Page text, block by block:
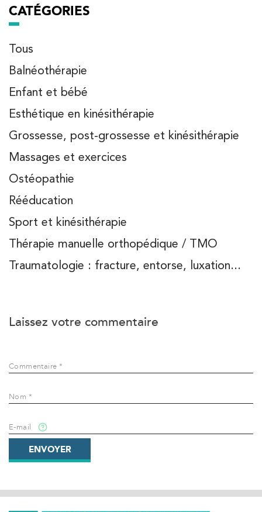
CATÉGORIES
Tous
Balnéothérapie
Enfant et bébé
Esthétique en kinésithérapie
Grossesse, post-grossesse et kinésithérapie
Massages et exercices
Ostéopathie
Rééducation
Sport et kinésithérapie
Thérapie manuelle orthopédique / TMO
Traumatologie : fracture, entorse, luxation...
Laissez votre commentaire
Commentaire *
Nom *
E-mail
ENVOYER